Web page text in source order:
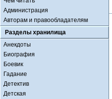
Администрация
Авторам и правообладателям
Разделы хранилища
Анекдоты
Биография
Боевик
Гадание
Детектив
Детская